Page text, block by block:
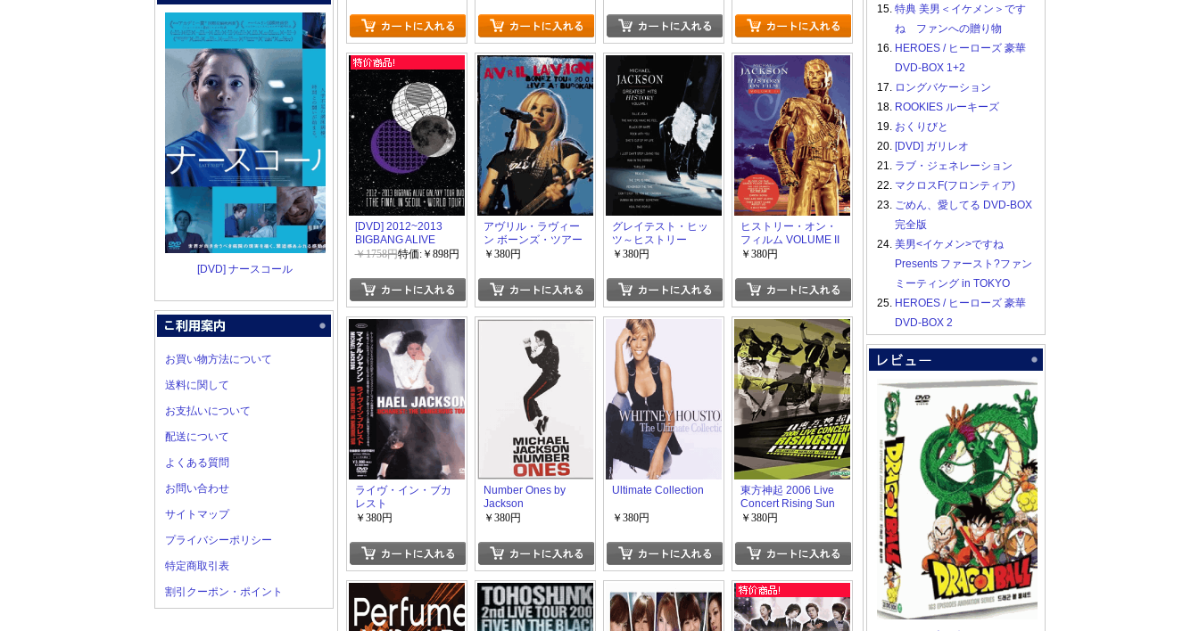
[DVD] ナースコール
お買い物方法について
送料に関して
お支払いについて
配送について
よくある質問
お問い合わせ
サイトマップ
プライバシーポリシー
特定商取引表
割引クーポン・ポイント
CD+DVD【完全版】
(初回生産限定版)
[DVD] 2012~2013
BIGBANG ALIVE
GALAXY TOUR DVD
SEOUL & WORLD
TOUR]
￥1758円特価:￥898円
アヴリル・ラヴィー
ン ボーンズ・ツアー
2005 ライヴ・アッ
￥380円
グレイテスト・ヒッ
ツ～ヒストリー
VOL.1
￥380円
ヒストリー・オン・
フィルム VOLUME II
￥380円
ライヴ・イン・ブカ
レスト
￥380円
Number Ones by
Jackson
￥380円
Ultimate Collection
￥380円
東方神起 2006 Live
Concert Rising Sun
￥380円
15. 特典 美男＜イケメン＞です
ね ファンへの贈り物
16. HEROES / ヒーローズ 豪華
DVD-BOX 1+2
17. ロングバケーション
18. ROOKIES ルーキーズ
19. おくりびと
20. [DVD] ガリレオ
21. ラブ・ジェネレーション
22. マクロスF(フロンティア)
23. ごめん、愛してる DVD-BOX
完全版
24. 美男<イケメン>ですね
Presents ファースト?ファン
ミーティング in TOKYO
25. HEROES / ヒーローズ 豪華
DVD-BOX 2